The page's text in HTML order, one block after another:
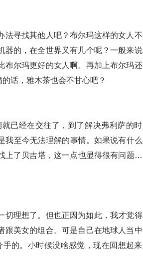
寻找其他人吧？布尔玛这样的女人不
的，在全世界又有几个呢？一般来说
布尔玛更好的女人啊。再加上布尔玛
话，雅木茶也会不甘心吧？
已经在交往了，到了解决弗利萨的时
我至今无法理解的事情。如果说有什
上了贝吉塔，这一点也显得很有问题
切理想了。但也正因为如此，我才觉
跟美女的组合。可是自己在地球人当
的。小时候没啥感觉，现在回想起来